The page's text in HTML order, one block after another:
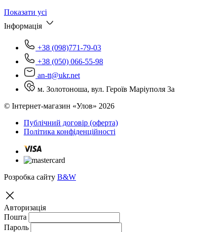
Показати усі
Інформація
+38 (098)771-79-03
+38 (050) 066-55-98
an-tt@ukr.net
м. Золотоноша, вул. Героїв Маріуполя 3а
© Інтернет-магазин «Улов» 2026
Публічний договір (оферта)
Політика конфіденційності
Розробка сайту B&W
Авторизація
Пошта
Пароль